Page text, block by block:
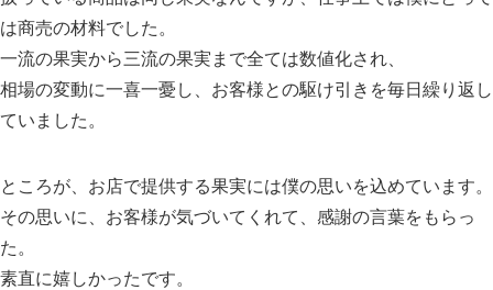
は商売の材料でした。
一流の果実から三流の果実まで全ては数値化され、
相場の変動に一喜一憂し、お客様との駆け引きを毎日繰り返し
ていました。
ところが、お店で提供する果実には僕の思いを込めています。
その思いに、お客様が気づいてくれて、感謝の言葉をもらっ
た。
素直に嬉しかったです。